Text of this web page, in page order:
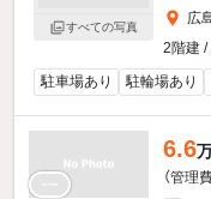
すべての写真
広
2階建 /
駐車場あり
駐輪場あり
6.6
（管理